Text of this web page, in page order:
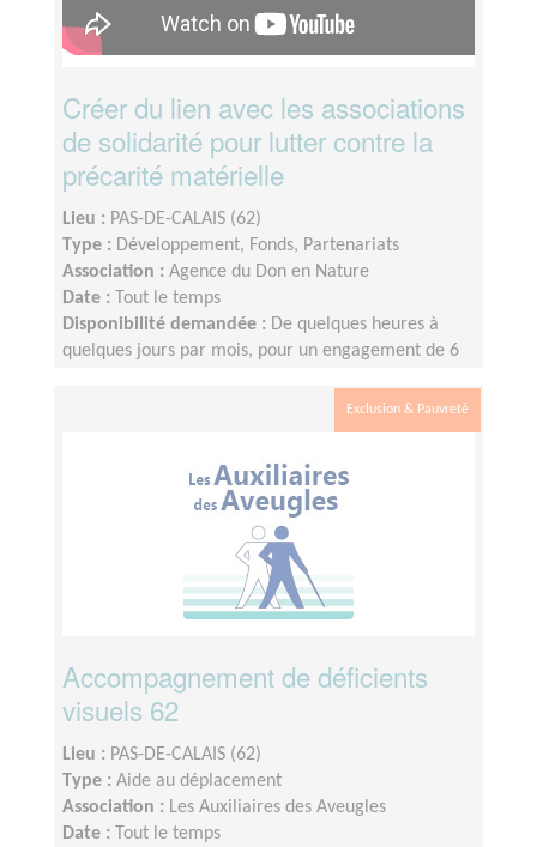
Créer du lien avec les associations
de solidarité pour lutter contre la
précarité matérielle
Lieu : PAS-DE-CALAIS (62)
Type : Développement, Fonds, Partenariats
Association : Agence du Don en Nature
Date :
Tout le temps
Disponibilité demandée : De quelques heures à
quelques jours par mois, pour un engagement de 6
Exclusion & Pauvreté
Accompagnement de déficients
visuels 62
Lieu : PAS-DE-CALAIS (62)
Type : Aide au déplacement
Association : Les Auxiliaires des Aveugles
Date :
Tout le temps